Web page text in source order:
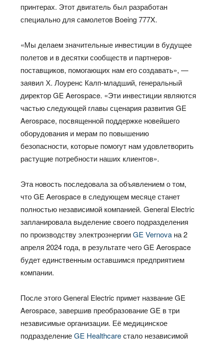
принтерах. Этот двигатель был разработан
специально для самолетов Boeing 777X.
«Мы делаем значительные инвестиции в будущее
полетов и в десятки сообществ и партнеров-
поставщиков, помогающих нам его создавать», —
заявил Х. Лоуренс Калп-младший, генеральный
директор GE Aerospace. «Эти инвестиции являются
частью следующей главы сценария развития GE
Aerospace, посвященной поддержке новейшего
оборудования и мерам по повышению
безопасности, которые помогут нам удовлетворить
растущие потребности наших клиентов».
Эта новость последовала за объявлением о том,
что GE Aerospace в следующем месяце станет
полностью независимой компанией. General Electric
запланировала выделение своего подразделения
по производству электроэнергииGE Vernova на 2
апреля 2024 года, в результате чего GE Aerospace
будет единственным оставшимся предприятием
компании.
После этого General Electric примет название GE
Aerospace, завершив преобразование GE в три
независимые организации. Её медицинское
подразделениеGE Healthcareстало независимой